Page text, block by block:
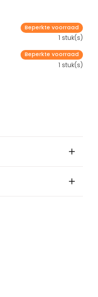
Beperkte voorraad
1 stuk(s)
Beperkte voorraad
1 stuk(s)